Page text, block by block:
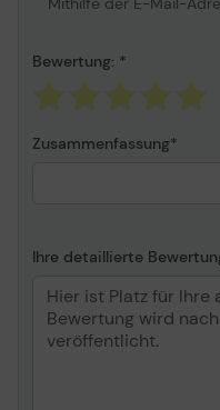
Bewertung:
Zusammenfassung
Ihre detaillierte